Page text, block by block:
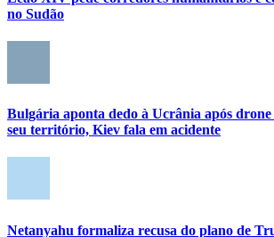
no Sudão
Bulgária aponta dedo à Ucrânia após drone
seu território, Kiev fala em acidente
Netanyahu formaliza recusa do plano de